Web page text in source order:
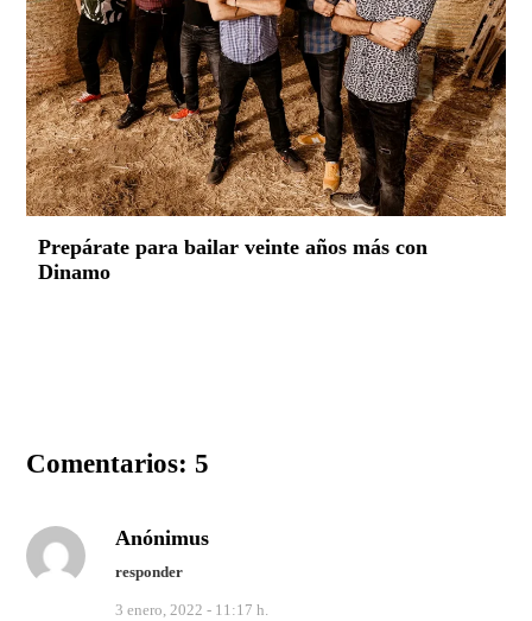
Prepárate para bailar veinte años más con
Dinamo
Comentarios: 5
Anónimus
responder
3 enero, 2022 - 11:17 h.